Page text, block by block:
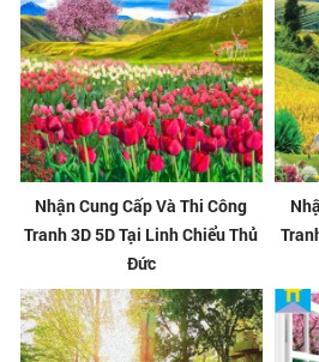
Nhận Cung Cấp Và Thi Công
Tranh 3D 5D Tại Linh Chiểu Thủ
Đức